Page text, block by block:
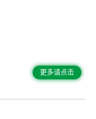
更多请点击